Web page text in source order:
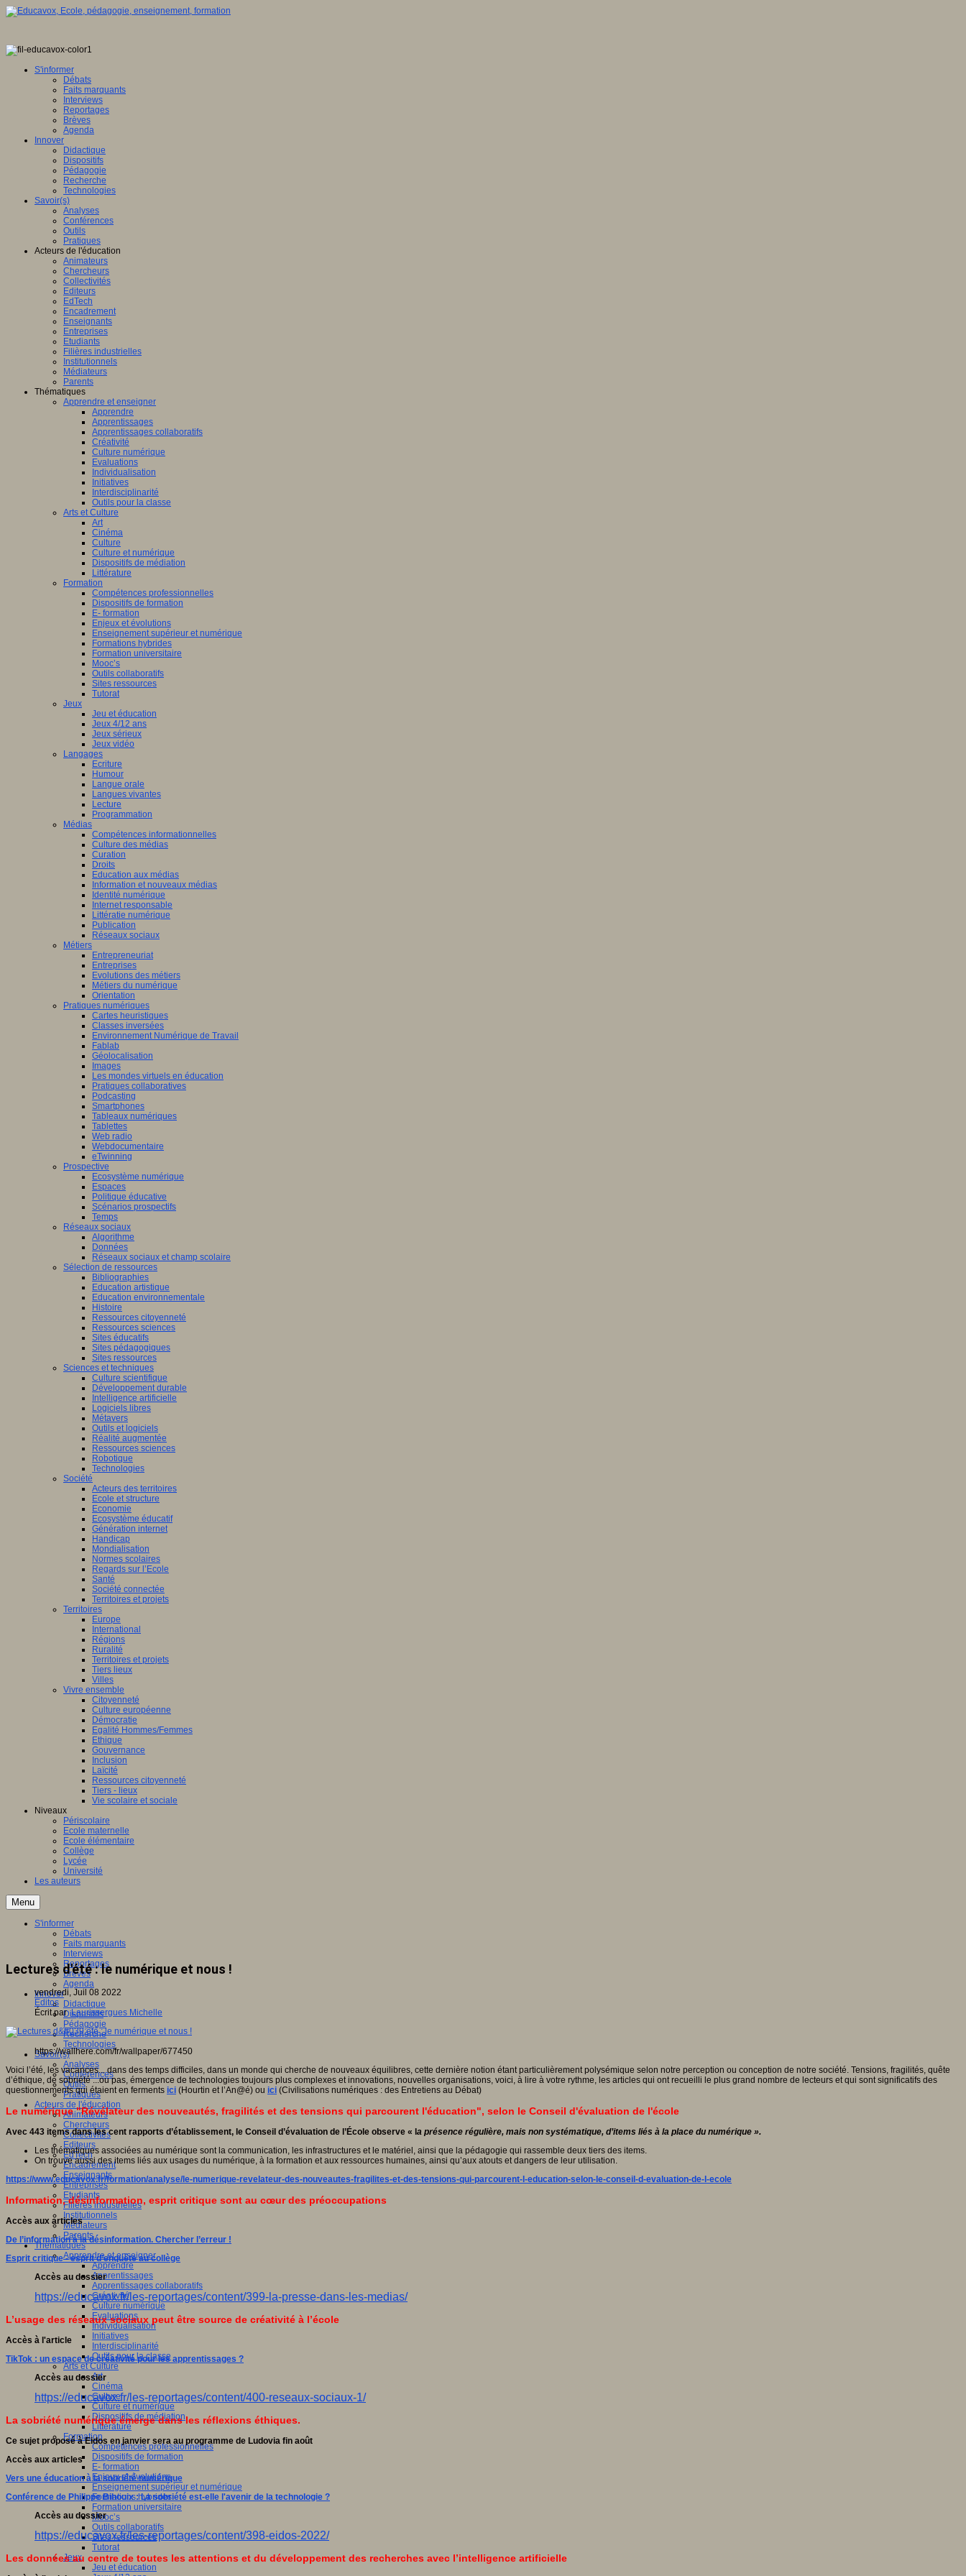
S'informer
Débats
Faits marquants
Interviews
Reportages
Brèves
Agenda
Innover
Didactique
Dispositifs
Pédagogie
Recherche
Technologies
Savoir(s)
Analyses
Conférences
Outils
Pratiques
Acteurs de l'éducation
Animateurs
Chercheurs
Collectivités
Editeurs
EdTech
Encadrement
Enseignants
Entreprises
Etudiants
Filières industrielles
Institutionnels
Médiateurs
Parents
Thématiques
Apprendre et enseigner
Apprendre
Apprentissages
Apprentissages collaboratifs
Créativité
Culture numérique
Evaluations
Individualisation
Initiatives
Interdisciplinarité
Outils pour la classe
Arts et Culture
Art
Cinéma
Culture
Culture et numérique
Dispositifs de médiation
Littérature
Formation
Compétences professionnelles
Dispositifs de formation
E- formation
Enjeux et évolutions
Enseignement supérieur et numérique
Formations hybrides
Formation universitaire
Mooc’s
Outils collaboratifs
Sites ressources
Tutorat
Jeux
Jeu et éducation
Jeux 4/12 ans
Jeux sérieux
Jeux vidéo
Langages
Ecriture
Humour
Langue orale
Langues vivantes
Lecture
Programmation
Médias
Compétences informationnelles
Culture des médias
Curation
Droits
Education aux médias
Information et nouveaux médias
Identité numérique
Internet responsable
Littératie numérique
Publication
Réseaux sociaux
Métiers
Entrepreneuriat
Entreprises
Evolutions des métiers
Métiers du numérique
Orientation
Pratiques numériques
Cartes heuristiques
Classes inversées
Environnement Numérique de Travail
Fablab
Géolocalisation
Images
Les mondes virtuels en éducation
Pratiques collaboratives
Podcasting
Smartphones
Tableaux numériques
Tablettes
Web radio
Webdocumentaire
eTwinning
Prospective
Ecosystème numérique
Espaces
Politique éducative
Scénarios prospectifs
Temps
Réseaux sociaux
Algorithme
Données
Réseaux sociaux et champ scolaire
Sélection de ressources
Bibliographies
Education artistique
Education environnementale
Histoire
Ressources citoyenneté
Ressources sciences
Sites éducatifs
Sites pédagogiques
Sites ressources
Sciences et techniques
Culture scientifique
Développement durable
Intelligence artificielle
Logiciels libres
Métavers
Outils et logiciels
Réalité augmentée
Ressources sciences
Robotique
Technologies
Société
Acteurs des territoires
Ecole et structure
Economie
Ecosystème éducatif
Génération internet
Handicap
Mondialisation
Normes scolaires
Regards sur l’Ecole
Santé
Société connectée
Territoires et projets
Territoires
Europe
International
Régions
Ruralité
Territoires et projets
Tiers lieux
Villes
Vivre ensemble
Citoyenneté
Culture européenne
Démocratie
Egalité Hommes/Femmes
Ethique
Gouvernance
Inclusion
Laïcité
Ressources citoyenneté
Tiers - lieux
Vie scolaire et sociale
Niveaux
Périscolaire
Ecole maternelle
Ecole élémentaire
Collège
Lycée
Université
Les auteurs
Menu
S'informer
Débats
Faits marquants
Interviews
Reportages
Brèves
Agenda
Innover
Didactique
Dispositifs
Pédagogie
Recherche
Technologies
Savoir(s)
Analyses
Conférences
Outils
Pratiques
Acteurs de l'éducation
Animateurs
Chercheurs
Collectivités
Editeurs
EdTech
Encadrement
Enseignants
Entreprises
Etudiants
Filières industrielles
Institutionnels
Médiateurs
Parents
Thématiques
Apprendre et enseigner
Apprendre
Apprentissages
Apprentissages collaboratifs
Créativité
Culture numérique
Evaluations
Individualisation
Initiatives
Interdisciplinarité
Outils pour la classe
Arts et Culture
Art
Cinéma
Culture
Culture et numérique
Dispositifs de médiation
Littérature
Formation
Compétences professionnelles
Dispositifs de formation
E- formation
Enjeux et évolutions
Enseignement supérieur et numérique
Formations hybrides
Formation universitaire
Mooc’s
Outils collaboratifs
Sites ressources
Tutorat
Jeux
Jeu et éducation
Lectures d'été : le numérique et nous !
vendredi, Juil 08 2022
Editos
Écrit parLaurissergues Michelle
https://wallhere.com/fr/wallpaper/677450
Voici l’été, les vacances... dans des temps difficiles, dans un monde qui cherche de nouveaux équilibres, cette dernière notion étant particulièrement polysémique selon notre perception ou conception de notre société. Tensions, fragilités, quête
d’éthique, de sobriété ...ou pas, émergence de technologies toujours plus complexes et innovations, nouvelles organisations, voici, à lire à votre rythme, les articles qui ont recueilli le plus grand nombre de lecteurs et qui sont significatifs des
questionnements qui étaient en ferments ici (Hourtin et l’An@é) ou ici (Civilisations numériques : des Entretiens au Débat)
Le numérique "Révélateur des nouveautés, fragilités et des tensions qui parcourent l'éducation", selon le Conseil d'évaluation de l'école
Avec 443 items dans les cent rapports d’établissement, le Conseil d’évaluation de l’École observe « l a présence régulière, mais non systématique, d’items liés à la place du numérique ».
Les thématiques associées au numérique sont la communication, les infrastructures et le matériel, ainsi que la pédagogie qui rassemble deux tiers des items.
On trouve aussi des items liés aux usages du numérique, à la formation et aux ressources humaines, ainsi qu’aux atouts et dangers de leur utilisation.
https://www.educavox.fr/formation/analyse/le-numerique-revelateur-des-nouveautes-fragilites-et-des-tensions-qui-parcourent-l-education-selon-le-conseil-d-evaluation-de-l-ecole
Information, désinformation, esprit critique sont au cœur des préoccupations
Accès aux articles
De l’information à la désinformation. Chercher l’erreur !
Esprit critique - esprit d’enquête au collège
Accès au dossier
https://educavox.fr/les-reportages/content/399-la-presse-dans-les-medias/
L’usage des réseaux sociaux peut être source de créativité à l’école
Accès à l'article
TikTok : un espace de créativité pour les apprentissages ?
Accès au dossier
https://educavox.fr/les-reportages/content/400-reseaux-sociaux-1/
La sobriété numérique émerge dans les réflexions éthiques.
Ce sujet proposé à Eidos en janvier sera au programme de Ludovia fin août
Accès aux articles
Vers une éducation à la sobriété numérique
Conférence de Philippe Bihouix : La sobriété est-elle l'avenir de la technologie ?
Accès au dossier
https://educavox.fr/les-reportages/content/398-eidos-2022/
Les données au centre de toutes les attentions et du développement des recherches avec l’intelligence artificielle